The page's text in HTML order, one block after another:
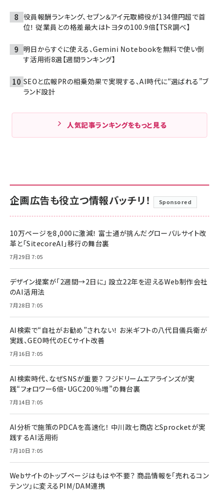
役員報酬ランキング、セブン＆アイ元取締役が134億円超で首
位！ 従業員との格差最大はトヨタの100.9倍【TSR調べ】
明日からすぐに使える、Gemini Notebookを無料で使い倒
す活用術8選【週間ランキング】
SEOと広報PRの相乗効果で実現する、AI時代に“選ばれる”ブ
ランド設計
人気記事ランキングをもっと見る
企画広告も役立つ情報バッチリ！ Sponsored
10万ページを8,000に激減！ 富士通が挑んだグローバルサイト改
革と「SitecoreAI」移行の舞台裏
7月29日 7:05
デザイン提案が「2週間→2日に」 設立22年を迎えるWeb制作会社
のAI活用法
7月28日 7:05
AI検索で“自社がお勧め”されない！ お米ギフトの八代目儀兵衛が
実践、GEO時代のECサイト改善
7月16日 7:05
AI検索時代、なぜSNSが重要？ フジドリームエアラインズが実
践“フォロワー6倍・UGC200％増”の舞台裏
7月14日 7:05
AI分析で施策のPDCAを高速化！ 中川政七商店とSprocketが実
践するAI活用術
7月10日 7:05
Webサイトのトップページはもはや不要？ 商品情報を「売れるコン
テンツ」に変えるPIM/DAM連携